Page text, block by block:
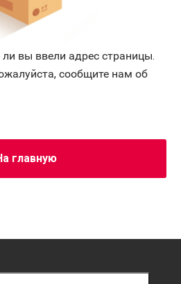
вы ввели адрес страницы.
сообщите нам об
главную